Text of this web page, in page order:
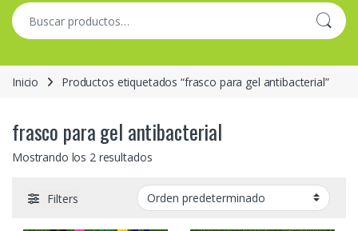
Buscar por:
Inicio Productos etiquetados “frasco para gel antibacterial”
frasco para gel antibacterial
Mostrando los 2 resultados
Filters